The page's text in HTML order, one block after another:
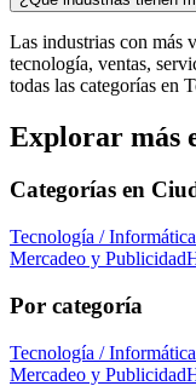
Las industrias con más
tecnología, ventas,
todas las categorías en
Explorar más
Categorías en
Tecnología /
Mercadeo y Publicidad
Por categoría
Tecnología /
Mercadeo y Publicidad